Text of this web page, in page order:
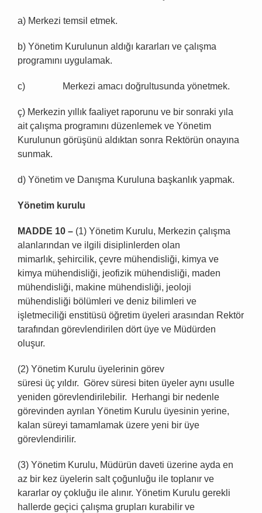
a) Merkezi temsil etmek.
b) Yönetim Kurulunun aldığı kararları ve çalışma
programını uygulamak.
c) Merkezi amacı doğrultusunda yönetmek.
ç) Merkezin yıllık faaliyet raporunu ve bir sonraki yıla
ait çalışma programını düzenlemek ve Yönetim
Kurulunun görüşünü aldıktan sonra Rektörün onayına
sunmak.
d) Yönetim ve Danışma Kuruluna başkanlık yapmak.
Yönetim kurulu
MADDE 10 – (1) Yönetim Kurulu, Merkezin çalışma
alanlarından ve ilgili disiplinlerden olan
mimarlık, şehircilik, çevre mühendisliği, kimya ve
kimya mühendisliği, jeofizik mühendisliği, maden
mühendisliği, makine mühendisliği, jeoloji
mühendisliği bölümleri ve deniz bilimleri ve
işletmeciliği enstitüsü öğretim üyeleri arasından Rektör
tarafından görevlendirilen dört üye ve Müdürden
oluşur.
(2) Yönetim Kurulu üyelerinin görev
süresi üç yıldır. Görev süresi biten üyeler aynı usulle
yeniden görevlendirilebilir. Herhangi bir nedenle
görevinden ayrılan Yönetim Kurulu üyesinin yerine,
kalan süreyi tamamlamak üzere yeni bir üye
görevlendirilir.
(3) Yönetim Kurulu, Müdürün daveti üzerine ayda en
az bir kez üyelerin salt çoğunluğu ile toplanır ve
kararlar oy çokluğu ile alınır. Yönetim Kurulu gerekli
hallerde geçici çalışma grupları kurabilir ve